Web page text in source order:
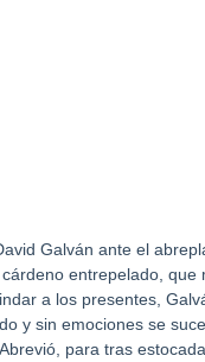
Galván ante el
entrepelado, que
a los presentes,
y sin emociones se
para tras